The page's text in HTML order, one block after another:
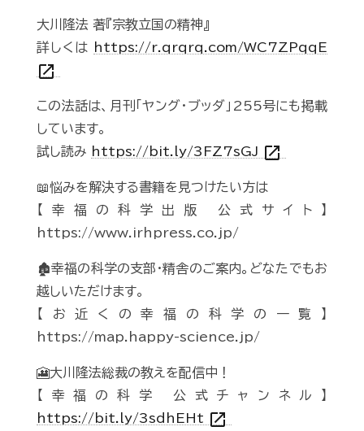
大川隆法 著『宗教立国の精神』
詳しくは
https://r.qrqrq.com/WC7ZPqqE
open_in_new
この法話は、月刊「ヤング・ブッダ」255号にも掲載
しています。
試し読み https://bit.ly/3FZ7sGJ open_in_new
📖悩みを解決する書籍を見つけたい方は
【幸福の科学出版 公式サイト】
https://www.irhpress.co.jp/
🏚️幸福の科学の支部・精舎のご案内。どなたでもお
越しいただけます。
【お近くの幸福の科学の一覧】
https://map.happy-science.jp/
🎦大川隆法総裁の教えを配信中！
【幸福の科学 公式チャンネル】
https://bit.ly/3sdhEHt open_in_new